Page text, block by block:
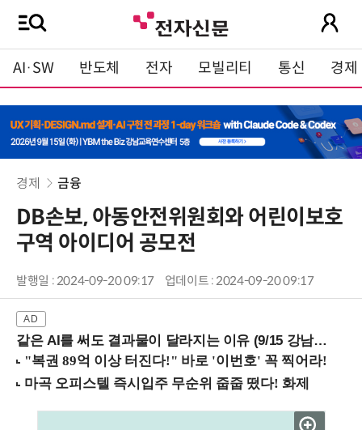
AI·SW 반도체 전자 모빌리티 통신 경제
경제 금융
DB손보, 아동안전위원회와 어린이보호
구역 아이디어 공모전
발행일 : 2024-09-20 09:17 업데이트 : 2024-09-20 09:17
같은 AI를 써도 결과물이 달라지는 이유 (9/15 강남역)